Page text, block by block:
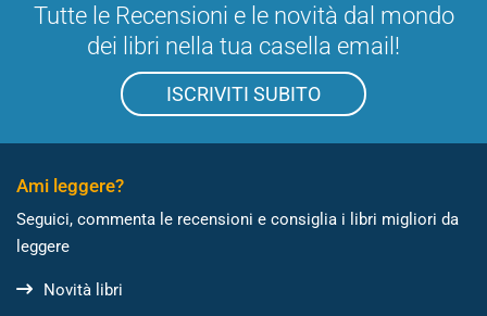
Tutte le Recensioni e le novità dal mondo
dei libri nella tua casella email!
ISCRIVITI SUBITO
Ami leggere?
Seguici, commenta le recensioni e consiglia i libri migliori da
leggere
Novità libri